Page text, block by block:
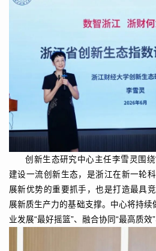
创新生态研究中心主任李雪灵围绕
建设一流创新生态，是浙江在新一轮
展新优势的重要抓手，也是打造最具
展新质生产力的基础支撑。中心将持续
业发展“最好摇篮”、融合协同“最高质效